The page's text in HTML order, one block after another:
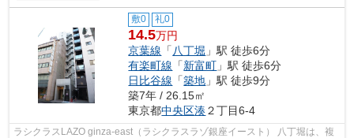
敷0 礼0
14.5万円
京葉線 「 八丁堀 」駅 徒歩6分
有楽町線 「新富町 」駅 徒歩6分
日比谷線 「築地 」駅 徒歩9分
築7年 / 26.15㎡
東京都中央区湊２丁目6-4
ラシクラスLAZO ginza-east（ラシクラスラゾ銀座イースト） 八丁堀は、複